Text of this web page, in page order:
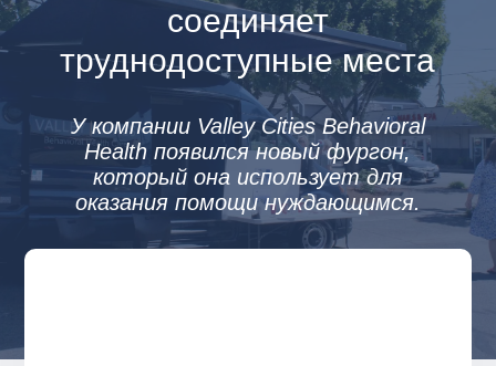
соединяет
труднодоступные места
У компании Valley Cities Behavioral
Health появился новый фургон,
который она использует для
оказания помощи нуждающимся.